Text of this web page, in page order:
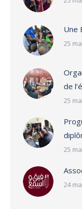
Une
25
de
25
25
24